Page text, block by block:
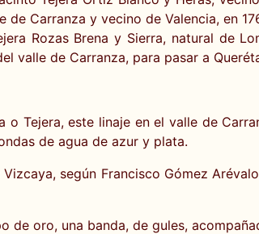
Carranza y vecino de Valencia, en
Rozas Brena y Sierra, natural de
valle de Carranza, para pasar a
o Tejera, este linaje en el valle de
de agua de azur y plata.
según Francisco Gómez
de oro, una banda, de gules,